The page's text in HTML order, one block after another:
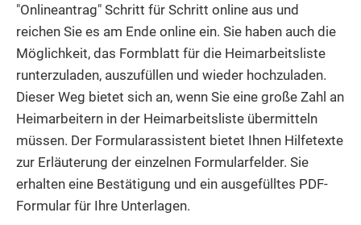
"Onlineantrag" Schritt für Schritt online aus und
reichen Sie es am Ende online ein. Sie haben auch die
Möglichkeit, das Formblatt für die Heimarbeitsliste
runterzuladen, auszufüllen und wieder hochzuladen.
Dieser Weg bietet sich an, wenn Sie eine große Zahl an
Heimarbeitern in der Heimarbeitsliste übermitteln
müssen. Der Formularassistent bietet Ihnen Hilfetexte
zur Erläuterung der einzelnen Formularfelder. Sie
erhalten eine Bestätigung und ein ausgefülltes PDF-
Formular für Ihre Unterlagen.